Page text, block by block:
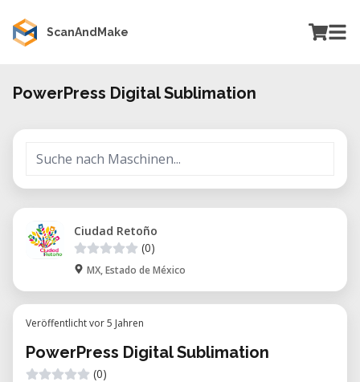
ScanAndMake
PowerPress Digital Sublimation
Ciudad Retoño
(0)
MX, Estado de México
Veröffentlicht vor 5 Jahren
PowerPress Digital Sublimation
(0)